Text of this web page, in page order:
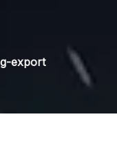
export